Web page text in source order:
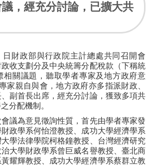
，經充分討論，已擴大共
財政部與行政院主計總處共同召開會
收支劃分及中央統籌分配稅款（下稱統
相關議題，聽取學者專家及地方政府意
家親自與會，地方政府亦多指派財政、
副首長出席，經充分討論，獲致多項共
分配機制。
議為意見徵詢性質，首先由學者專家發
政學系何怡澄教授、成功大學經濟學系
學法律學院柯格鐘教授、台灣經濟研究
大學財政學系曾巨威名譽教授、臺北商
耀輝教授、成功大學經濟學系蔡群立教